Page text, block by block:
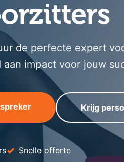
de perfecte expert
impact voor jouw
Krijg
✓ Snelle offerte